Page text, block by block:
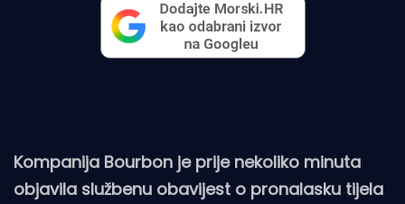
Kompanija Bourbon je prije nekoliko minuta
objavila službenu obavijest o pronalasku tijela